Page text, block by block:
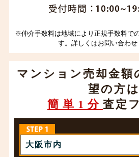
※仲介手数料は地域により正規手数料で
す。詳しくはお問い合わせ
マンション売却金額
望の方は
簡単1分 査定